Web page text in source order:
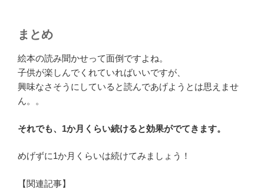
まとめ
絵本の読み聞かせって面倒ですよね。
子供が楽しんでくれていればいいですが、
興味なさそうにしていると読んであげようとは思えませ
ん。。
それでも、1か月くらい続けると効果がでてきます。
めげずに1か月くらいは続けてみましょう！
【関連記事】